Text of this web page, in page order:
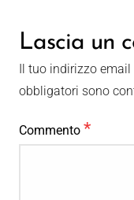
Lascia un
Il tuo indirizzo
obbligatori sono
Commento *